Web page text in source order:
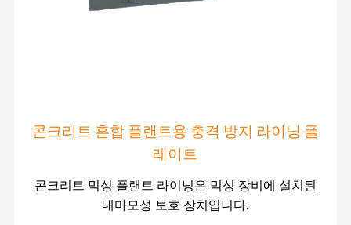
콘크리트 혼합 플랜트용 충격 방지 라이닝 플
레이트
콘크리트 믹싱 플랜트 라이닝은 믹싱 장비에 설치된
내마모성 보호 장치입니다.